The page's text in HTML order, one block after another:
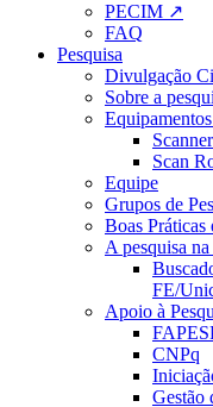
PECIM ↗
FAQ
Pesquisa
Divulgação
Sobre a
Scan
Equipe
Grupos de
Boas Práticas
A pesquisa
FE/
Apoio à
CNPq
Gestão